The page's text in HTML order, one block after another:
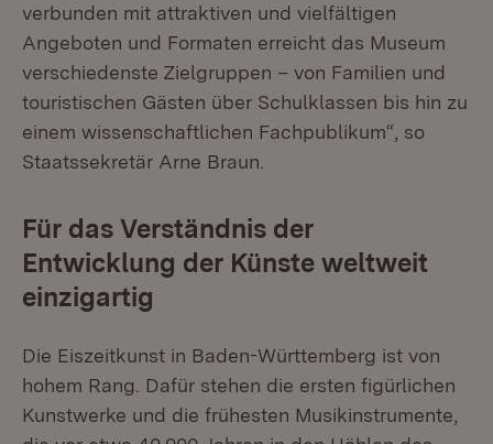
verbunden mit attraktiven und vielfältigen
Angeboten und Formaten erreicht das Museum
verschiedenste Zielgruppen – von Familien und
touristischen Gästen über Schulklassen bis hin zu
einem wissenschaftlichen Fachpublikum“, so
Staatssekretär Arne Braun.
Für das Verständnis der
Entwicklung der Künste weltweit
einzigartig
Die Eiszeitkunst in Baden-Württemberg ist von
hohem Rang. Dafür stehen die ersten figürlichen
Kunstwerke und die frühesten Musikinstrumente,